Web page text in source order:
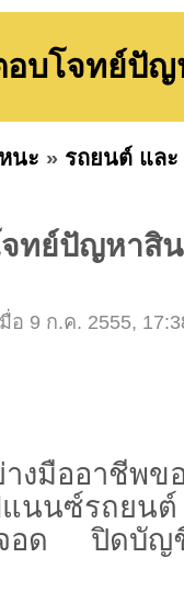
อบโจทย์ปั
นะ » รถยนต์ แล
จทย์ปัญหาสิ
อ 9 ก.ค. 2555,
งมืออาชีพขอ
นนซ์รถยนต์
อด ปิดบัญ